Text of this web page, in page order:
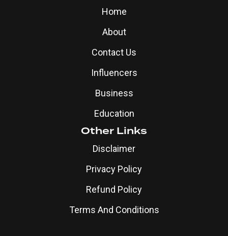
Home
About
Contact Us
Influencers
Business
Education
Other Links
Disclaimer
Privacy Policy
Refund Policy
Terms And Conditions